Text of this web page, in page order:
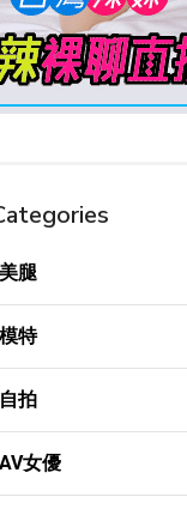
腿
特
拍
女優